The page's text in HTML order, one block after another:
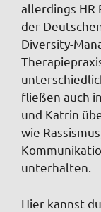
allerdings HR
der
Diversity-
fließen auch
und Katrin
wie
unterhalten.
Hier kannst